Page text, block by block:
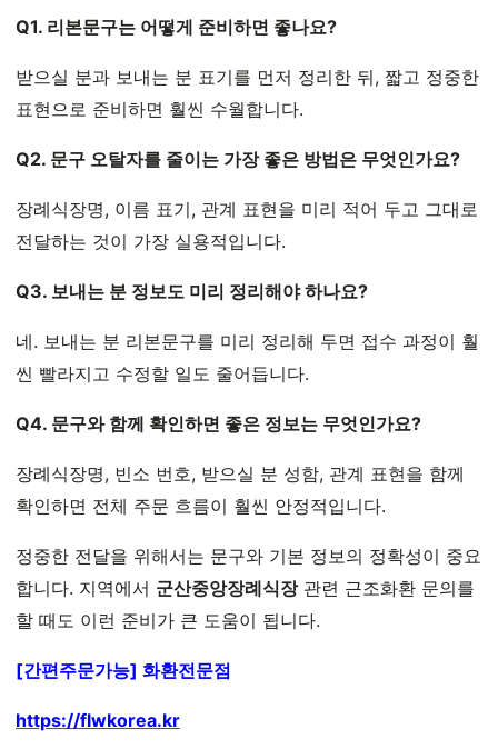
Q1. 리본문구는 어떻게 준비하면 좋나요?
받으실 분과 보내는 분 표기를 먼저 정리한 뒤, 짧고 정중한
표현으로 준비하면 훨씬 수월합니다.
Q2. 문구 오탈자를 줄이는 가장 좋은 방법은 무엇인가요?
장례식장명, 이름 표기, 관계 표현을 미리 적어 두고 그대로
전달하는 것이 가장 실용적입니다.
Q3. 보내는 분 정보도 미리 정리해야 하나요?
네. 보내는 분 리본문구를 미리 정리해 두면 접수 과정이 훨
씬 빨라지고 수정할 일도 줄어듭니다.
Q4. 문구와 함께 확인하면 좋은 정보는 무엇인가요?
장례식장명, 빈소 번호, 받으실 분 성함, 관계 표현을 함께
확인하면 전체 주문 흐름이 훨씬 안정적입니다.
정중한 전달을 위해서는 문구와 기본 정보의 정확성이 중요
합니다. 지역에서 군산중앙장례식장관련 근조화환 문의를
할 때도 이런 준비가 큰 도움이 됩니다.
[간편주문가능] 화환전문점
https://flwkorea.kr